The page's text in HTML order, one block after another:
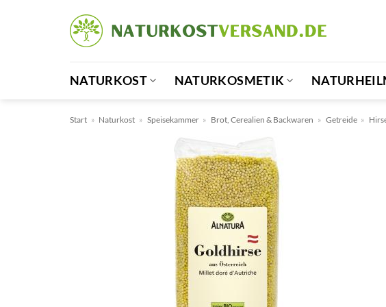
NATURKOST NATURKOSMETIK
Start » Naturkost » Speisekammer » Brot, Cerealien & Backwaren » Getreide »